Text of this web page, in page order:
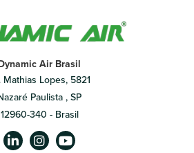
Air Brasil
Mathias Lopes, 5821
Paulista , SP
12960-340 - Brasil